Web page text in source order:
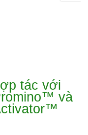
tác với
và